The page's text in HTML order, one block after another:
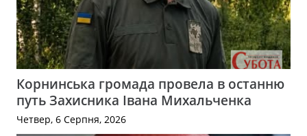
Корнинська громада провела в останню
путь Захисника Івана Михальченка
Четвер, 6 Серпня, 2026